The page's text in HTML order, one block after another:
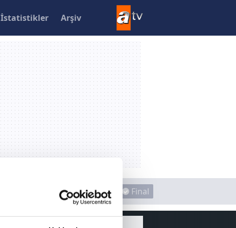
İstatistikler Arşiv
Yarı Final Final